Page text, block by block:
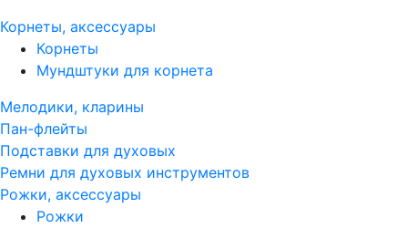
Корнеты, аксессуары
Корнеты
Мундштуки для корнета
Мелодики, кларины
Пан-флейты
Подставки для духовых
Ремни для духовых инструментов
Рожки, аксессуары
Рожки